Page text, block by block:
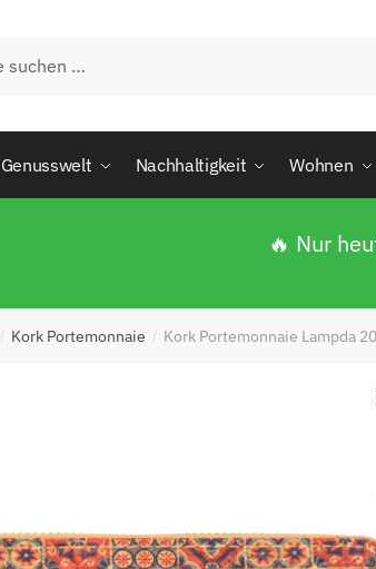
Genusswelt Nachhaltigkeit Wohnen
🔥 Nur
/ Kork Portemonnaie / Kork Portemonnaie Lampda